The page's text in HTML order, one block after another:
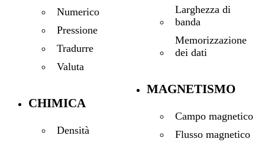
Numerico
Pressione
Tradurre
Valuta
CHIMICA
Densità
Larghezza di
banda
Memorizzazione
dei dati
MAGNETISMO
Campo magnetico
Flusso magnetico